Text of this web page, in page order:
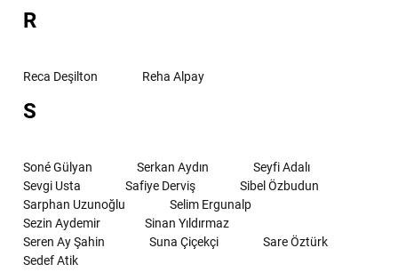
R
Reca Deşilton Reha Alpay
S
Soné Gülyan Serkan Aydın
Seyfi Adalı
Sevgi Usta
Safiye Derviş
Sibel Özbudun
Sarphan Uzunoğlu
Selim Ergunalp
Sezin Aydemir
Sinan Yıldırmaz
Seren Ay Şahin
Suna Çiçekçi
Sare Öztürk
Sedef Atik